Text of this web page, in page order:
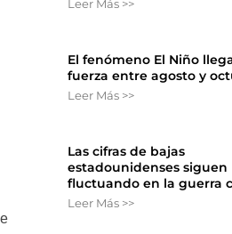
Leer Más >>
El fenómeno El Niño
fuerza entre agosto y
Leer Más >>
Las cifras de bajas
estadounidenses siguen
fluctuando en la guerra
Leer Más >>